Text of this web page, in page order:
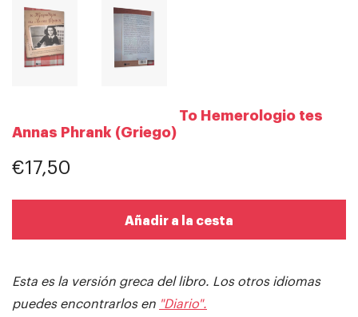
To Hemerologio tes
Annas Phrank (Griego)
€17,50
Añadir a la cesta
Esta es la versión greca del libro. Los otros idiomas
puedes encontrarlos en "Diario".